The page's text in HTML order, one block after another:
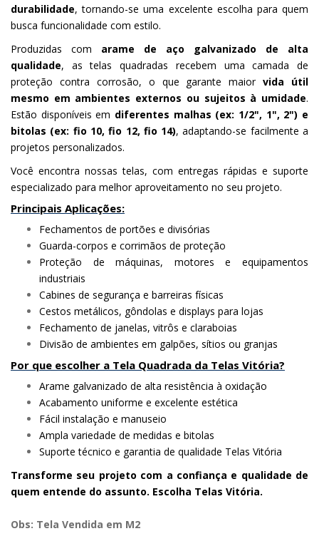
durabilidade, tornando-se uma excelente escolha para quem
busca funcionalidade com estilo.
Produzidas com arame de aço galvanizado de alta
qualidade, as telas quadradas recebem uma camada de
proteção contra corrosão, o que garante maiorvida útil
mesmo em ambientes externos ou sujeitos à umidade.
Estão disponíveis em diferentes malhas (ex: 1/2", 1", 2") e
bitolas (ex: fio 10, fio 12, fio 14), adaptando-se facilmente a
projetos personalizados.
Você encontra nossas telas, com entregas rápidas e suporte
especializado para melhor aproveitamento no seu projeto.
Principais Aplicações:
Fechamentos de portões e divisórias
Guarda-corpos e corrimãos de proteção
Proteção de máquinas, motores e equipamentos
industriais
Cabines de segurança e barreiras físicas
Cestos metálicos, gôndolas e displays para lojas
Fechamento de janelas, vitrôs e claraboias
Divisão de ambientes em galpões, sítios ou granjas
Por que escolher a Tela Quadrada da Telas Vitória?
Arame galvanizado de alta resistência à oxidação
Acabamento uniforme e excelente estética
Fácil instalação e manuseio
Ampla variedade de medidas e bitolas
Suporte técnico e garantia de qualidade Telas Vitória
Transforme seu projeto com a confiança e qualidade de
quem entende do assunto. Escolha Telas Vitória.
Obs: Tela Vendida em M2